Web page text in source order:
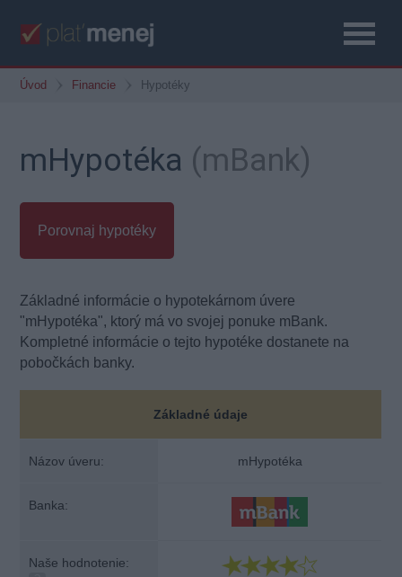
Úvod Financie Hypotéky
mHypotéka (mBank)
Porovnaj hypotéky
Základné informácie o hypotekárnom úvere
"mHypotéka", ktorý má vo svojej ponuke mBank.
Kompletné informácie o tejto hypotéke dostanete na
pobočkách banky.
Základné údaje
Názov úveru: mHypotéka
Banka:
Naše hodnotenie: